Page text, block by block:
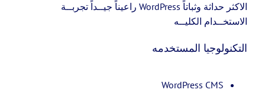
الاكثر حداثة وثباتاً WordPress راعيناً جيــداً تجربــة
الاستخــدام الكليــه
التكنولوجيا المستخدمه
WordPress CMS